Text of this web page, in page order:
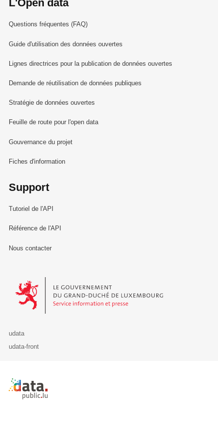
L'Open data
Questions fréquentes (FAQ)
Guide d'utilisation des données ouvertes
Lignes directrices pour la publication de données ouvertes
Demande de réutilisation de données publiques
Stratégie de données ouvertes
Feuille de route pour l'open data
Gouvernance du projet
Fiches d'information
Support
Tutoriel de l'API
Référence de l'API
Nous contacter
Le Gouvernement du Grand-Duché de Luxembourg - Service
udata
udata-front
Retour à l'accueil de data.public.lu